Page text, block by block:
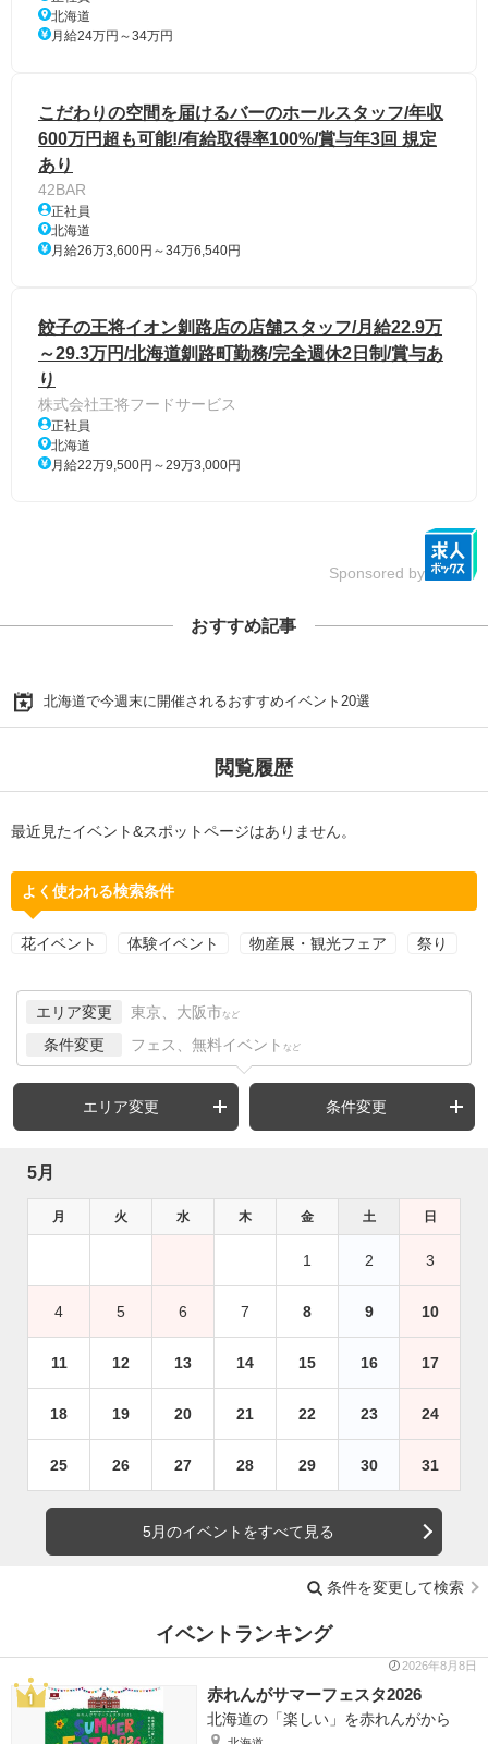
北海道
月給24万円～34万円
こだわりの空間を届けるバーのホールスタッフ/年収
600万円超も可能!/有給取得率100%/賞与年3回 規定
あり
42BAR
正社員
北海道
月給26万3,600円～34万6,540円
餃子の王将イオン釧路店の店舗スタッフ/月給22.9万
～29.3万円/北海道釧路町勤務/完全週休2日制/賞与あ
り
株式会社王将フードサービス
正社員
北海道
月給22万9,500円～29万3,000円
Sponsored by
おすすめ記事
北海道で今週末に開催されるおすすめイベント20選
閲覧履歴
最近見たイベント&スポットページはありません。
よく使われる検索条件
花イベント 体験イベント 物産展・観光フェア 祭り
エリア変更 東京、大阪市 など
条件変更 フェス、無料イベント など
エリア変更 条件変更
5月
月 火 水 木 金 土 日
1 2 3
4 5 6 7 8 9 10
11 12 13 14 15 16 17
18 19 20 21 22 23 24
25 26 27 28 29 30 31
5月のイベントをすべて見る
条件を変更して検索
イベントランキング
2026年8月8日
赤れんがサマーフェスタ2026
北海道の「楽しい」を赤れんがから